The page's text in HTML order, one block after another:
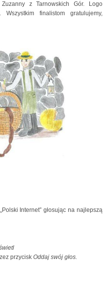
z Tarnowskich Gór. Logo
finalistom gratulujemy,
Internet” głosując na najlepszą
przycisk Oddaj swój głos.